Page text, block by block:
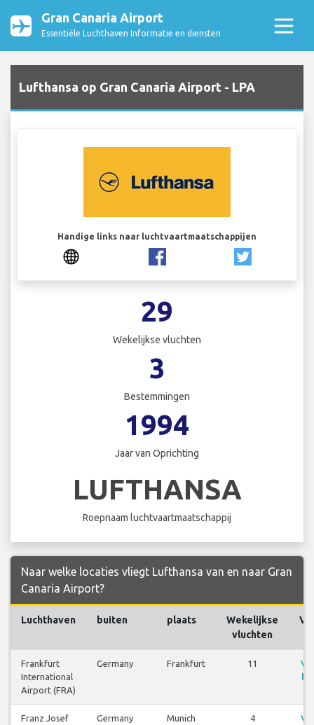
Gran Canaria Airport
Essentiële Luchthaven Informatie en diensten
Lufthansa op Gran Canaria Airport - LPA
Handige links naar luchtvaartmaatschappijen
29
Wekelijkse vluchten
3
Bestemmingen
1994
Jaar van Oprichting
LUFTHANSA
Roepnaam luchtvaartmaatschappij
Naar welke locaties vliegt Lufthansa van en naar Gran
Canaria Airport?
Luchthaven buiten plaats
Wekelijkse
vluchten
Frankfurt
International
Airport (FRA)
Germany Frankfurt 11
Franz Josef
Germany Munich 4